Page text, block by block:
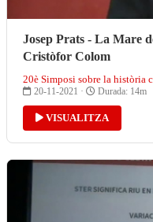
Josep Prats - La Mare
Cristòfor Colom
20è Simposi sobre la història
20-11-2021 · Durada: 14m
VISUALITZA